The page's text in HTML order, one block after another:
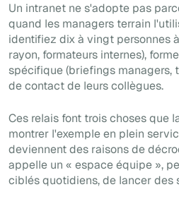
Un intranet ne s'adopte pas
quand les managers terrain
identifiez dix à vingt personnes
rayon, formateurs internes),
spécifique (briefings managers,
de contact de leurs collègues.
Ces relais font trois choses que
montrer l'exemple en plein
deviennent des raisons de
appelle un « espace équipe »,
ciblés quotidiens, de lancer des